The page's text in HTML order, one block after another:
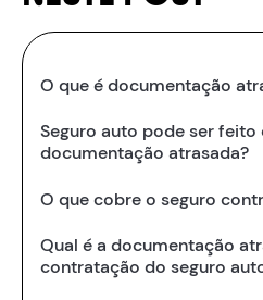
O que é documentação
Seguro auto pode ser feito
documentação atrasada?
O que cobre o seguro
Qual é a documentação
contratação do seguro